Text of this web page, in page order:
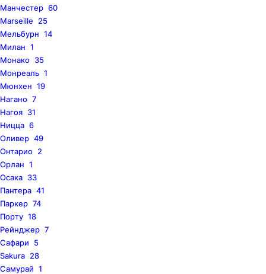
Манчестер 60
Marseille
25
Мельбурн 14
Милан 1
Монако 35
Монреаль 1
Мюнхен 19
Нагано 7
Нагоя 31
Ницца 6
Оливер 49
Онтарио 2
Орлан 1
Осака 33
Пантера 41
Паркер 74
Порту 18
Рейнджер 7
Сафари
5
Sakura 28
Самурай 1